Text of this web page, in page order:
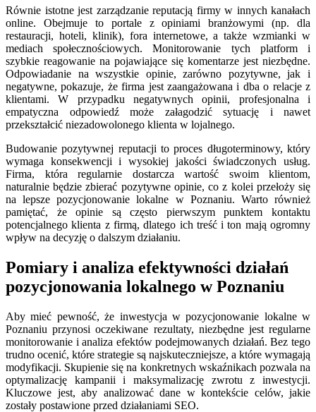
Równie istotne jest zarządzanie reputacją firmy w innych kanałach
online. Obejmuje to portale z opiniami branżowymi (np. dla
restauracji, hoteli, klinik), fora internetowe, a także wzmianki w
mediach społecznościowych. Monitorowanie tych platform i
szybkie reagowanie na pojawiające się komentarze jest niezbędne.
Odpowiadanie na wszystkie opinie, zarówno pozytywne, jak i
negatywne, pokazuje, że firma jest zaangażowana i dba o relacje z
klientami. W przypadku negatywnych opinii, profesjonalna i
empatyczna odpowiedź może załagodzić sytuację i nawet
przekształcić niezadowolonego klienta w lojalnego.
Budowanie pozytywnej reputacji to proces długoterminowy, który
wymaga konsekwencji i wysokiej jakości świadczonych usług.
Firma, która regularnie dostarcza wartość swoim klientom,
naturalnie będzie zbierać pozytywne opinie, co z kolei przełoży się
na lepsze pozycjonowanie lokalne w Poznaniu. Warto również
pamiętać, że opinie są często pierwszym punktem kontaktu
potencjalnego klienta z firmą, dlatego ich treść i ton mają ogromny
wpływ na decyzję o dalszym działaniu.
Pomiary i analiza efektywności działań
pozycjonowania lokalnego w Poznaniu
Aby mieć pewność, że inwestycja w pozycjonowanie lokalne w
Poznaniu przynosi oczekiwane rezultaty, niezbędne jest regularne
monitorowanie i analiza efektów podejmowanych działań. Bez tego
trudno ocenić, które strategie są najskuteczniejsze, a które wymagają
modyfikacji. Skupienie się na konkretnych wskaźnikach pozwala na
optymalizację kampanii i maksymalizację zwrotu z inwestycji.
Kluczowe jest, aby analizować dane w kontekście celów, jakie
zostały postawione przed działaniami SEO.